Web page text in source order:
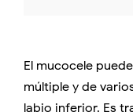
El mucocele
múltiple y de
labio inferior. Es